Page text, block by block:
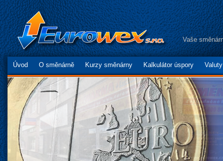
Vaše
Úvod O směnárně Kurzy směnárny Kalkulátor úspory